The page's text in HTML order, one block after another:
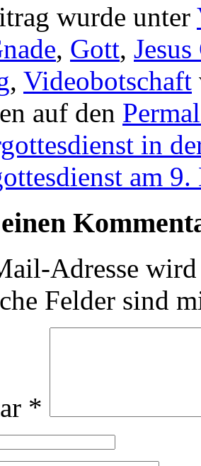
wurde unter
, Gott,
, Videobotschaft
auf den
in
am
Adresse
Felder sind
*